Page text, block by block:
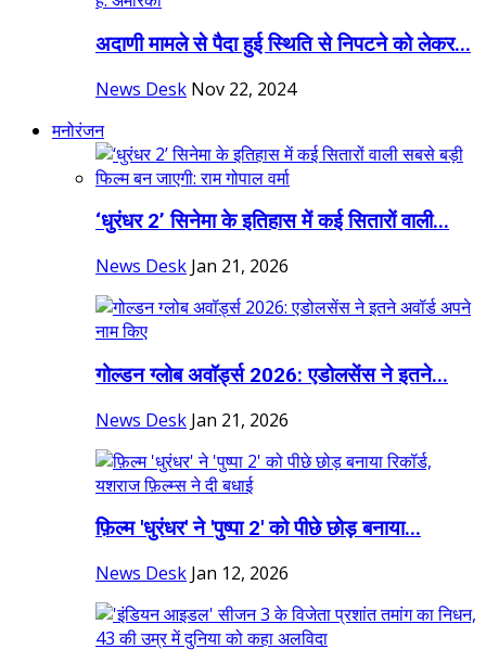
अदाणी मामले से पैदा हुई स्थिति से निपटने को लेकर...
News Desk Nov 22, 2024
मनोरंजन
‘धुरंधर 2’ सिनेमा के इतिहास में कई सितारों वाली...
News Desk Jan 21, 2026
गोल्डन ग्लोब अवॉर्ड्स 2026: एडोलसेंस ने इतने...
News Desk Jan 21, 2026
फ़िल्म 'धुरंधर' ने 'पुष्पा 2' को पीछे छोड़ बनाया...
News Desk Jan 12, 2026